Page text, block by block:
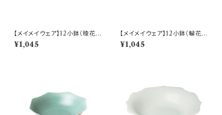
【メイメイウェア】12小鉢（稜花
青白) O-M45202
¥1,045
【メイメイウェア】12小鉢（輪花
黒錆) O-M45303
¥1,045